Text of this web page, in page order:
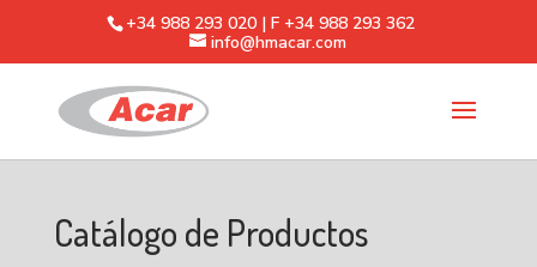
+34 988 293 020 | F +34 988 293 362
info@hmacar.com
Catálogo de Productos